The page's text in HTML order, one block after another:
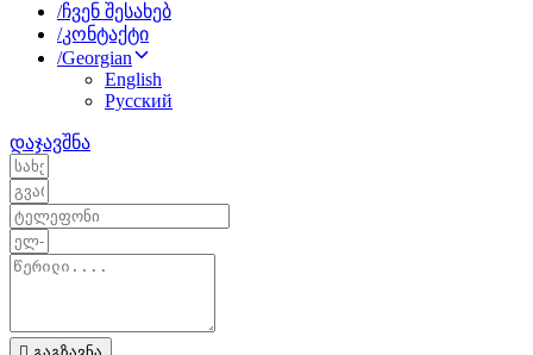
/ჩვენ შესახებ
/კონტაქტი
/Georgian
English
Русский
დაჯავშნა